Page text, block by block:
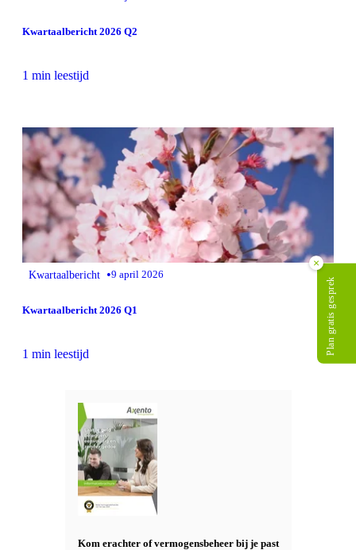
Kwartaalbericht 2026 Q2
1 min leestijd
Kwartaalbericht •9 april 2026
Kwartaalbericht 2026 Q1
1 min leestijd
Kom erachter of vermogensbeheer bij je past
×
Plan gratis gesprek